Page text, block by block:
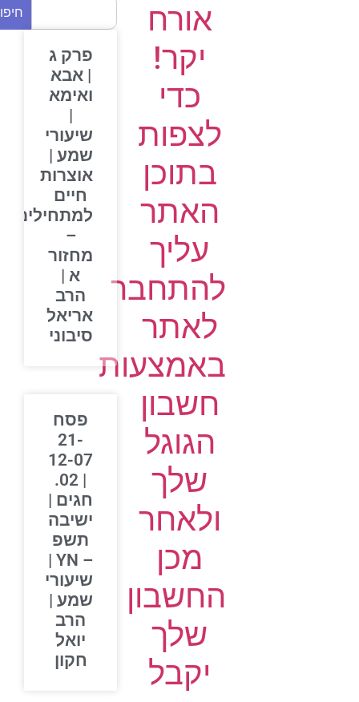
אורח
יקר!
כדי
לצפות
בתוכן
האתר
עליך
להתחבר
לאתר
באמצעות
חשבון
הגוגל
שלך
ולאחר
מכן
החשבון
שלך
יקבל
חיפוש
פרק ג
| אבא
ואימא
שיעורי
שמע |
אוצרות
חיים
למתחילים
מחזור
א |
הרב
אריאל
סיבוני
פסח
21-
12-07
| 02.
חגים |
ישיבה
תשפ
– YN |
שיעורי
שמע |
הרב
יואל
חקון